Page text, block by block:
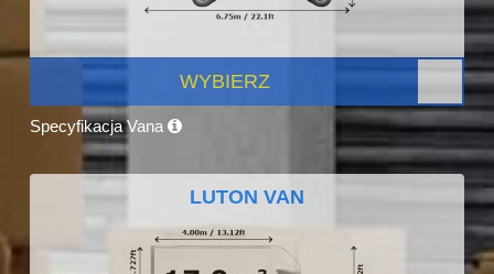
WYBIERZ
Specyfikacja Vana
LUTON VAN